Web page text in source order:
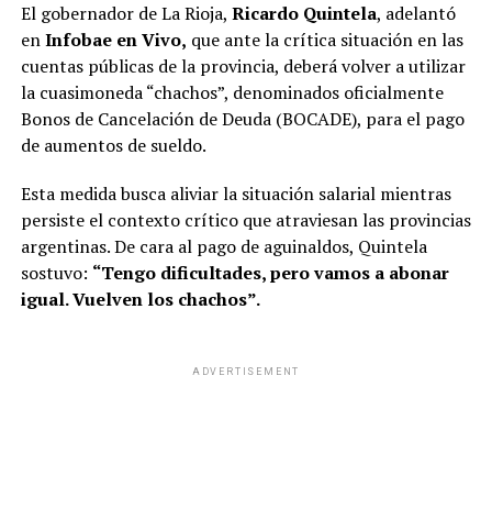
El gobernador de La Rioja, Ricardo Quintela, adelantó
enInfobae en Vivo, que ante la crítica situación en las
cuentas públicas de la provincia, deberá volver a utilizar
la cuasimoneda “chachos”, denominados oficialmente
Bonos de Cancelación de Deuda (BOCADE), para el pago
de aumentos de sueldo.
Esta medida busca aliviar la situación salarial mientras
persiste el contexto crítico que atraviesan las provincias
argentinas. De cara al pago de aguinaldos, Quintela
sostuvo: “Tengo dificultades, pero vamos a abonar
igual. Vuelven los chachos”.
ADVERTISEMENT